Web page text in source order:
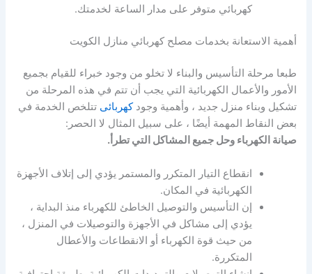
كهربائي متوفر على مدار الساعة لخدمتك.
أهمية الاستعانة بخدمات مصلح كهربائي منازل الكويت
طبعا مرحلة التأسيس والبناء لا تخلو من وجود خبراء للقيام بجميع
الأمور والأعمال الكهربائية التي يجب أن تتم في هذه المرحلة من
تشكيل وبناء منزل جديد ، وأهمية وجودكهربائى تتلخص الخدمة في
بعض النقاط المهمة أيضًا ، على سبيل المثال لا الحصر:
صيانة الكهرباء وحل جميع المشاكل التي تطرأ.
انقطاع التيار المتكرر والمستمر يؤدي إلى إتلاف الأجهزة
الكهربائية في المكان.
إن التأسيس والتوصيل الخاطئ للكهرباء منذ البداية ،
يؤدي إلى مشاكل في الأجهزة والتوصيلات في المنزل ،
من حيث قوة الكهرباء أو الانقطاعات والأعطال
المتكررة.